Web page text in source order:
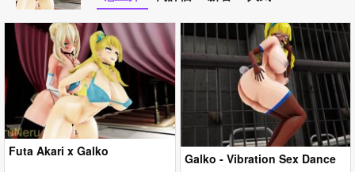
Futa Akari x Galko Galko - Vibration Sex Dance